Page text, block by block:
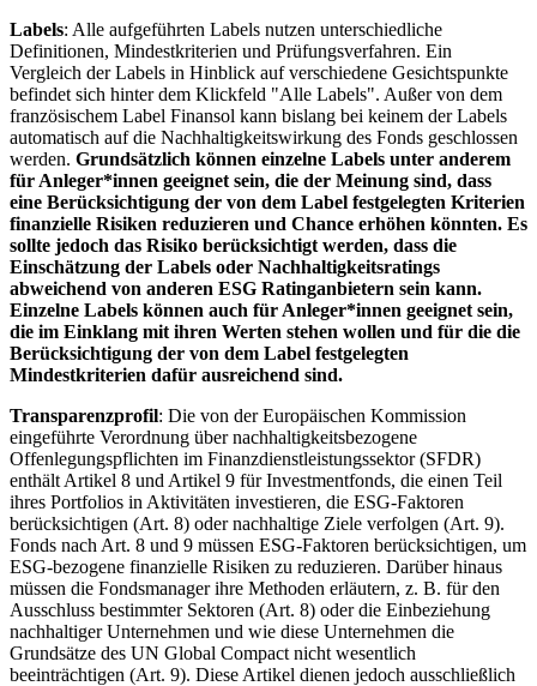
Labels: Alle aufgeführten Labels nutzen unterschiedliche
Definitionen, Mindestkriterien und Prüfungsverfahren. Ein
Vergleich der Labels in Hinblick auf verschiedene Gesichtspunkte
befindet sich hinter dem Klickfeld "Alle Labels". Außer von dem
französischem Label Finansol kann bislang bei keinem der Labels
automatisch auf die Nachhaltigkeitswirkung des Fonds geschlossen
werden. Grundsätzlich können einzelne Labels unter anderem
für Anleger*innen geeignet sein, die der Meinung sind, dass
eine Berücksichtigung der von dem Label festgelegten Kriterien
finanzielle Risiken reduzieren und Chance erhöhen könnten. Es
sollte jedoch das Risiko berücksichtigt werden, dass die
Einschätzung der Labels oder Nachhaltigkeitsratings
abweichend von anderen ESG Ratinganbietern sein kann.
Einzelne Labels können auch für Anleger*innen geeignet sein,
die im Einklang mit ihren Werten stehen wollen und für die die
Berücksichtigung der von dem Label festgelegten
Mindestkriterien dafür ausreichend sind.
Transparenzprofil: Die von der Europäischen Kommission
eingeführte Verordnung über nachhaltigkeitsbezogene
Offenlegungspflichten im Finanzdienstleistungssektor (SFDR)
enthält Artikel 8 und Artikel 9 für Investmentfonds, die einen Teil
ihres Portfolios in Aktivitäten investieren, die ESG-Faktoren
berücksichtigen (Art. 8) oder nachhaltige Ziele verfolgen (Art. 9).
Fonds nach Art. 8 und 9 müssen ESG-Faktoren berücksichtigen, um
ESG-bezogene finanzielle Risiken zu reduzieren. Darüber hinaus
müssen die Fondsmanager ihre Methoden erläutern, z. B. für den
Ausschluss bestimmter Sektoren (Art. 8) oder die Einbeziehung
nachhaltiger Unternehmen und wie diese Unternehmen die
Grundsätze des UN Global Compact nicht wesentlich
beeinträchtigen (Art. 9). Diese Artikel dienen jedoch ausschließlich